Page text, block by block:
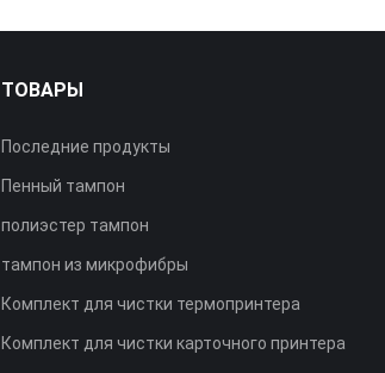
ТОВАРЫ
Последние продукты
Пенный тампон
полиэстер тампон
тампон из микрофибры
Комплект для чистки термопринтера
Комплект для чистки карточного принтера